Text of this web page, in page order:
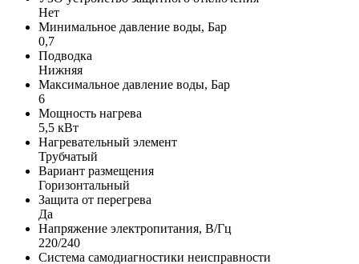
Нет
Минимальное давление воды, Бар
0,7
Подводка
Нижняя
Максимальное давление воды, Бар
6
Мощность нагрева
5,5 кВт
Нагревательный элемент
Трубчатый
Вариант размещения
Горизонтальный
Защита от перегрева
Да
Напряжение электропитания, В/Гц
220/240
Система самодиагностики неисправности